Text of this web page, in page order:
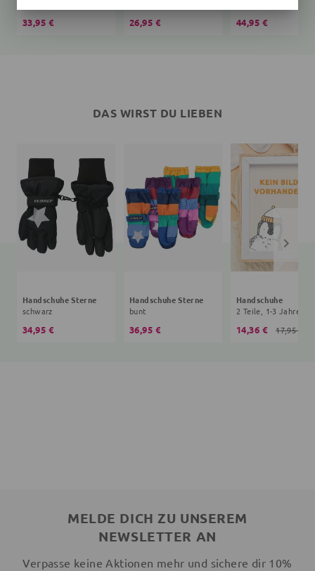
33,95 € 26,95 € 44,95 €
DAS WIRST DU LIEBEN
Handschuhe Sterne
schwarz
34,95 €
Handschuhe Sterne
bunt
36,95 €
Handschuhe
2 Teile, 1-3 Jahre
14,36 € 17,95 €
MELDE DICH ZU UNSEREM
NEWSLETTER AN
Verpasse keine Aktionen mehr und sichere dir 10%